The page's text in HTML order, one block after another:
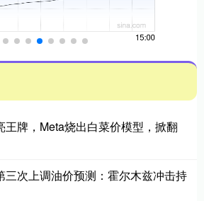
王牌，Meta烧出白菜价模型，掀翻
三次上调油价预测：霍尔木兹冲击持